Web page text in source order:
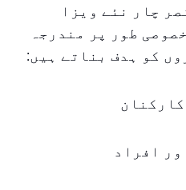
چار نئے ویزا
طور پر مندرجہ
کو ہدف بناتے ہیں:
افراد